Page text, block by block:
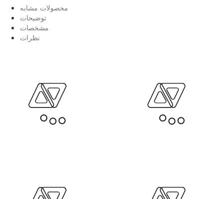
محصولات مشابه
توضیحات
مشخصات
نظرات